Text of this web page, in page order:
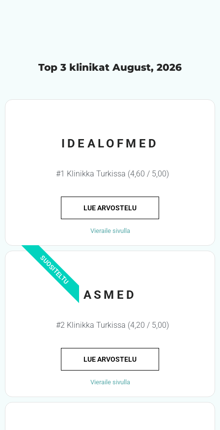
Top 3 klinikat August, 2026
IDEALOFMED
#1 Klinikka Turkissa (4,60 / 5,00)
LUE ARVOSTELU
Vieraile sivulla
SUOSITELTU
ASMED
#2 Klinikka Turkissa (4,20 / 5,00)
LUE ARVOSTELU
Vieraile sivulla